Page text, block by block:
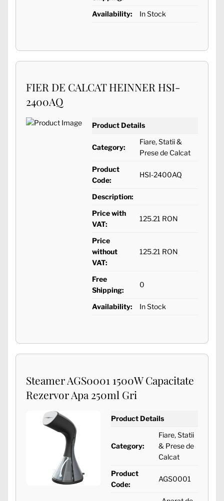
Availability: In Stock
FIER DE CALCAT HEINNER HSI-
2400AQ
Product Details
Category:
Fiare, Statii &
Prese de Calcat
Product
Code:
HSI-2400AQ
Description:
Price with
VAT:
125.21 RON
Price
without
VAT:
125.21 RON
Free
Shipping:
0
Availability: In Stock
Steamer AGS0001 1500W Capacitate
Rezervor Apa 250ml Gri
Product Details
Category:
Fiare, Statii
& Prese de
Calcat
Product
Code:
AGS0001